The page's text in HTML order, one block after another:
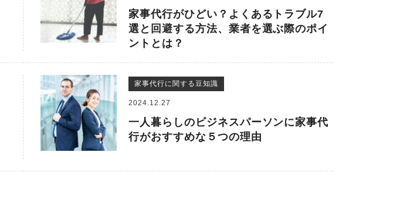
家事代行がひどい？よくあるトラブル7
選と回避する方法、業者を選ぶ際のポイ
ントとは？
家事代行に関する豆知識
2024.12.27
一人暮らしのビジネスパーソンに家事代
行がおすすめな５つの理由